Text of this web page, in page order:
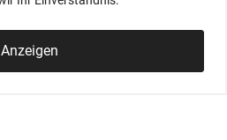
Anzeigen